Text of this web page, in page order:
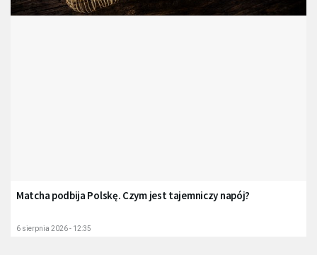
Matcha podbija Polskę. Czym jest tajemniczy napój?
6 sierpnia 2026 - 12:35